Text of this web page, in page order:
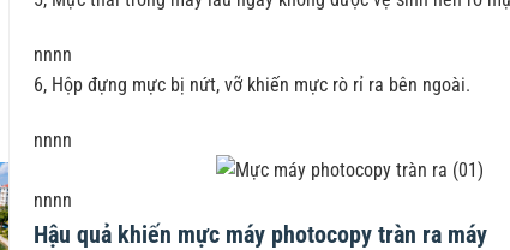
nnnn
6, Hộp đựng mực bị nứt, vỡ khiến mực rò rỉ ra bên ngoài.
nnnn
nnnn
Hậu quả khiến mực máy photocopy tràn ra máy